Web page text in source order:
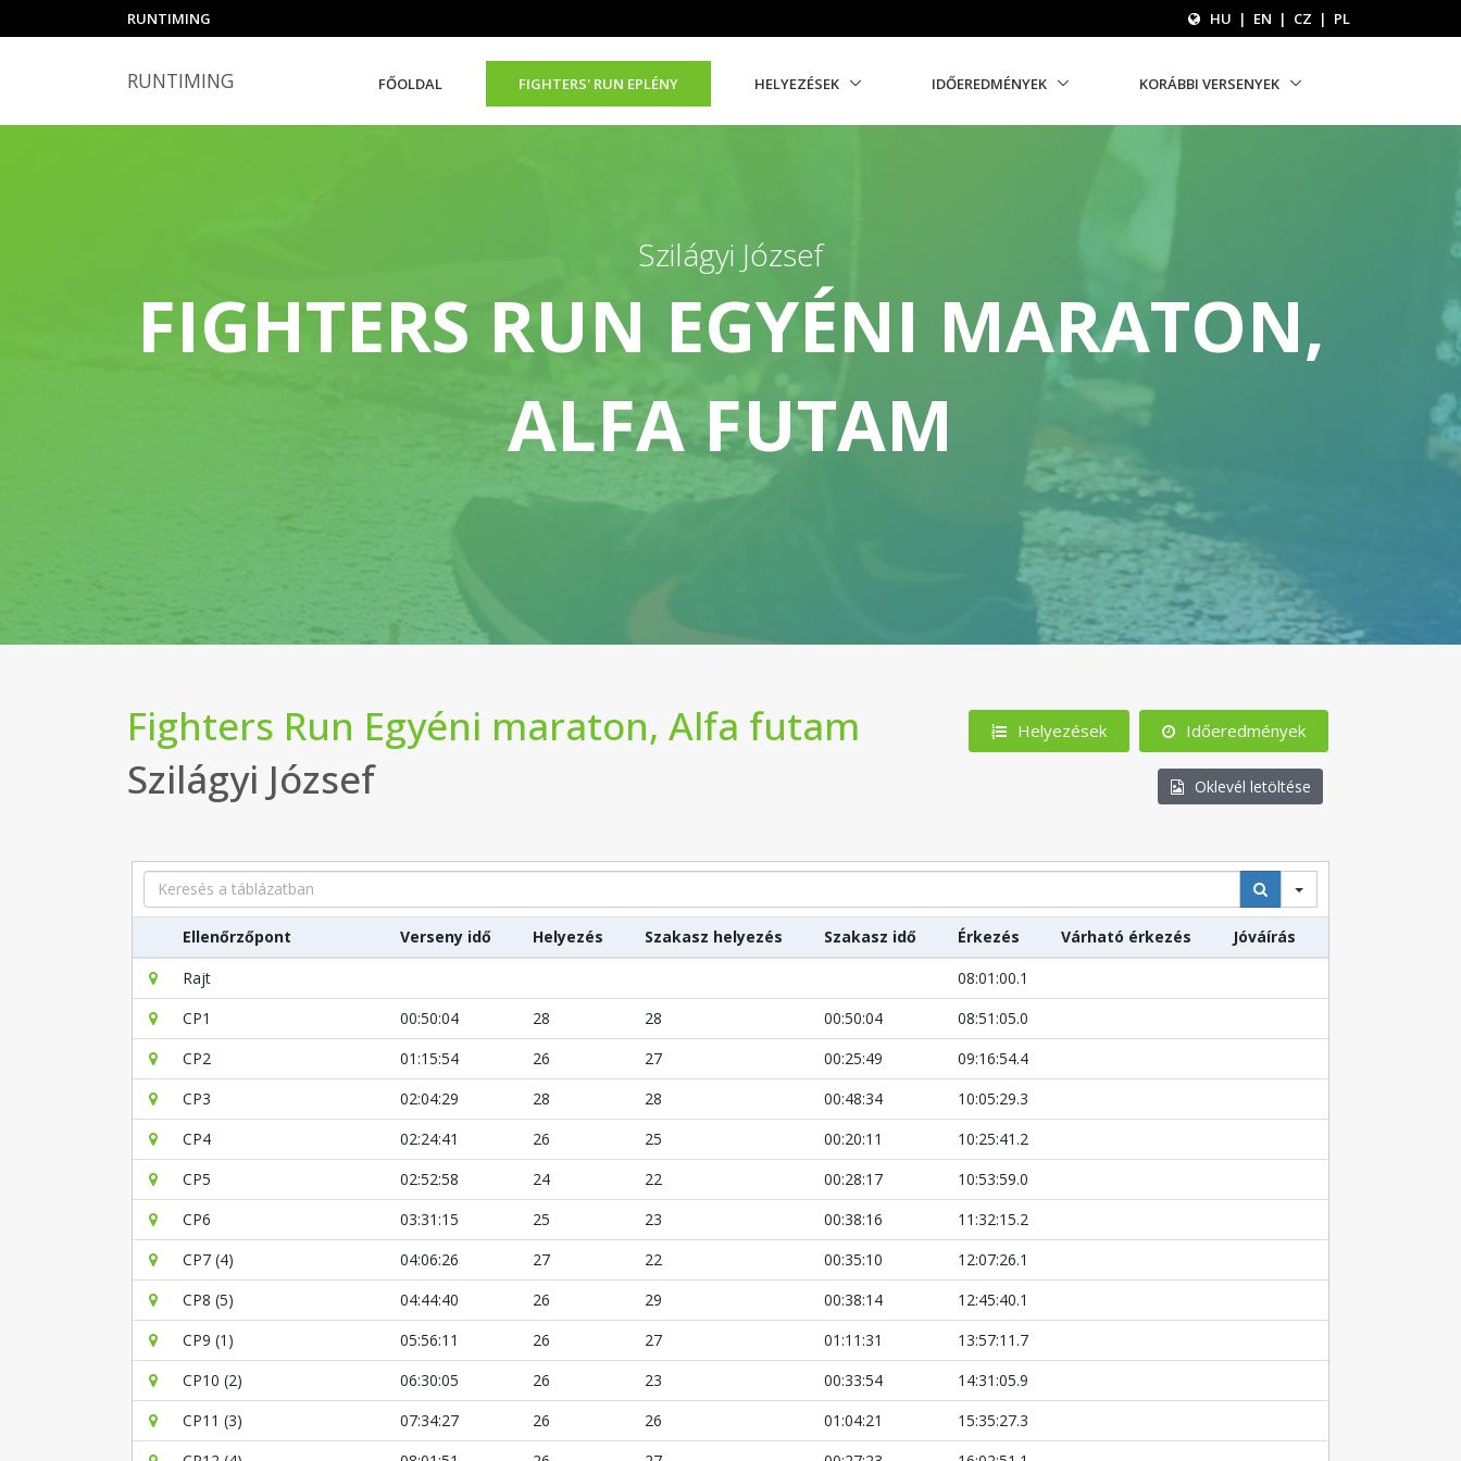
RUNTIMING HU | EN | CZ | PL
RUNTIMING FŐOLDAL FIGHTERS' RUN EPLÉNY HELYEZÉSEK IDŐEREDMÉNYEK KORÁBBI VERSENYEK
Szilágyi József
FIGHTERS RUN EGYÉNI MARATON,
ALFA FUTAM
Helyezések Időeredmények
Oklevél letöltése
Fighters Run Egyéni maraton, Alfa futam
Szilágyi József
Search
Ellenőrzőpont Verseny idő Helyezés Szakasz helyezés Szakasz idő Érkezés Várható érkezés
Jóváírás
Rajt
08:01:00.1
CP1
00:50:04 28 28 00:50:04
08:51:05.0
CP2
01:15:54 26 27 00:25:49
09:16:54.4
CP3
02:04:29 28 28 00:48:34
10:05:29.3
CP4
02:24:41 26 25 00:20:11
10:25:41.2
CP5
02:52:58 24 22 00:28:17
10:53:59.0
CP6
03:31:15 25 23 00:38:16
11:32:15.2
CP7 (4)
04:06:26 27 22 00:35:10
12:07:26.1
CP8 (5)
04:44:40 26 29 00:38:14
12:45:40.1
CP9 (1)
05:56:11 26 27 01:11:31
13:57:11.7
CP10 (2)
06:30:05 26 23 00:33:54
14:31:05.9
CP11 (3)
07:34:27 26 26 01:04:21
15:35:27.3